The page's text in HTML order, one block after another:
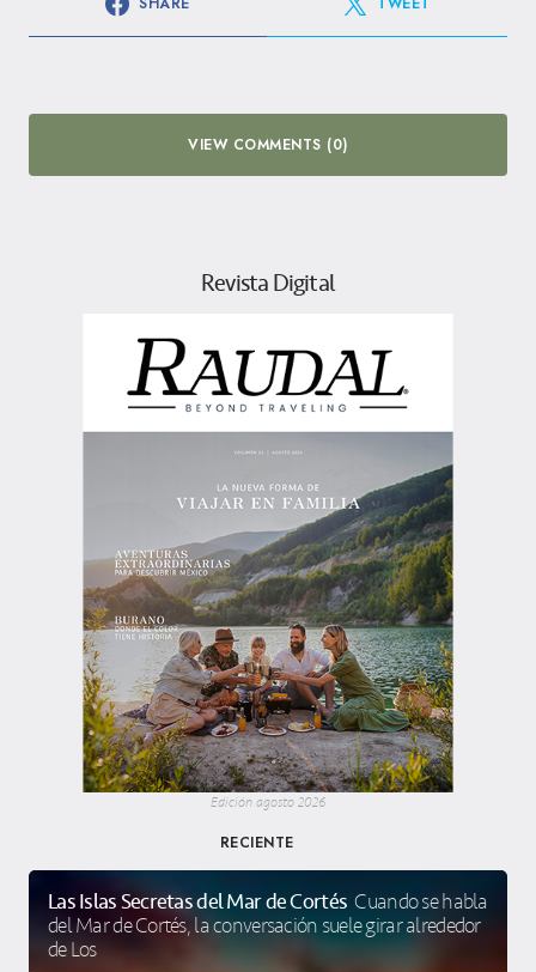
VIEW COMMENTS (0)
Revista Digital
Edición agosto 2026
RECIENTE
Las Islas Secretas del Mar de Cortés Cuando se habla
del Mar de Cortés, la conversación suele girar alrededor
de Los